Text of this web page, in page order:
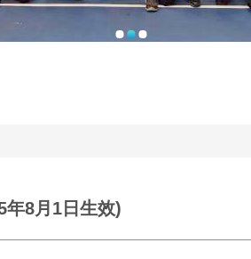
年8月1日生效)